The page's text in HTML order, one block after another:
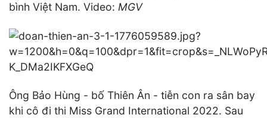
bình Việt Nam. Video: MGV
Ông Bảo Hùng - bố Thiên Ân - tiễn con ra sân bay
khi cô đi thi Miss Grand International 2022. Sau